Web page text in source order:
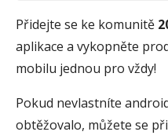
Přidejte se ke komunitě
aplikace a vykopněte
mobilu jednou pro vždy!
Pokud nevlastníte
obtěžovalo, můžete se